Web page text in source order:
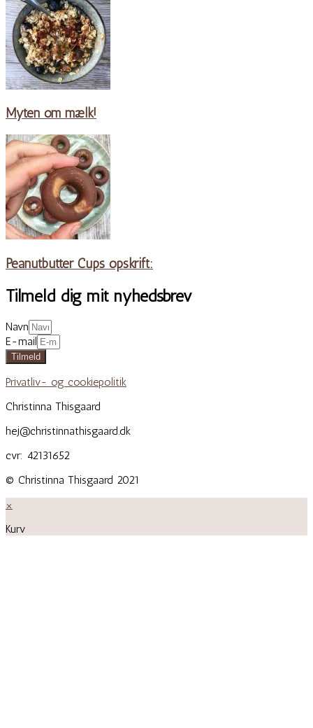
Myten om mælk!
Peanutbutter Cups opskrift:
Tilmeld dig mit nyhedsbrev
Navn
E-mail
Tilmeld
Privatliv- og cookiepolitik
Christinna Thisgaard
hej@christinnathisgaard.dk
cvr: 42131652
© Christinna Thisgaard 2021
×
Kurv